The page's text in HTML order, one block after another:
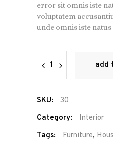
error sit omnis iste
voluptatem
unde omnis iste
add
SKU:
30
Category:
Interior
Tags:
Furniture,